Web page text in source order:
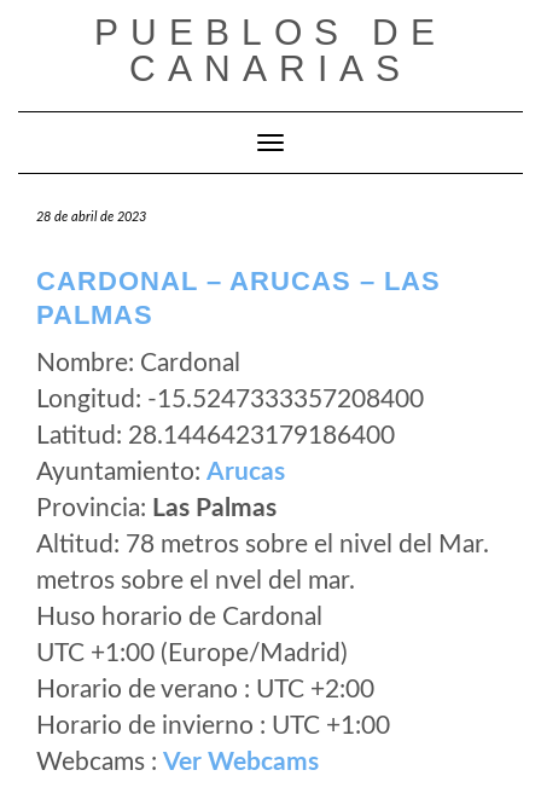
PUEBLOS DE
CANARIAS
Cambiar modo de navegación
28 de abril de 2023
CARDONAL – ARUCAS – LAS
PALMAS
Nombre: Cardonal
Longitud: -15.5247333357208400
Latitud: 28.1446423179186400
Ayuntamiento: Arucas
Provincia: Las Palmas
Altitud: 78 metros sobre el nivel del Mar.
metros sobre el nvel del mar.
Huso horario de Cardonal
UTC +1:00 (Europe/Madrid)
Horario de verano : UTC +2:00
Horario de invierno : UTC +1:00
Webcams : Ver Webcams